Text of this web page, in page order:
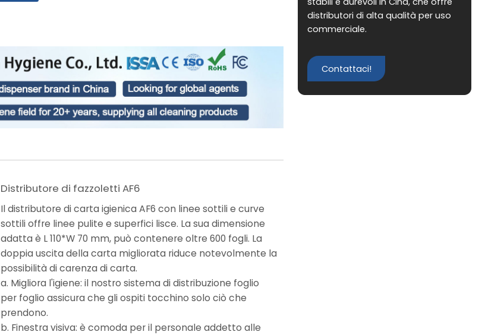
Distributore di fazzoletti AF6
Il distributore di carta igienica AF6 con linee sottili e curve
sottili offre linee pulite e superfici lisce. La sua dimensione
adatta è L 110*W 70 mm, può contenere oltre 600 fogli. La
doppia uscita della carta migliorata riduce notevolmente la
possibilità di carenza di carta.
a. Migliora l'igiene: il nostro sistema di distribuzione foglio
per foglio assicura che gli ospiti tocchino solo ciò che
prendono.
b. Finestra visiva: è comoda per il personale addetto alle
distributori di alta qualità per uso
commerciale.
Contattaci!